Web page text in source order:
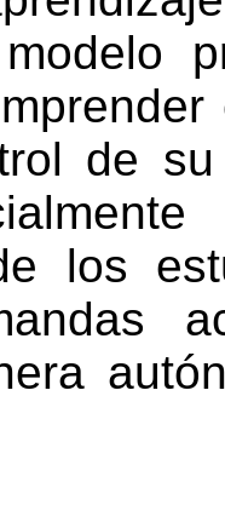
de
los